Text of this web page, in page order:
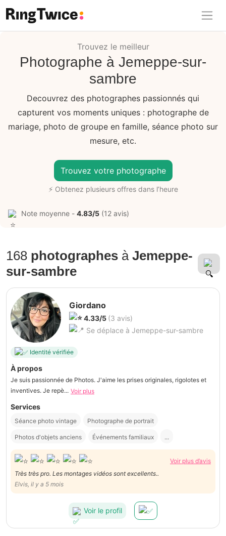
Ring Twice
Trouvez le meilleur
Photographe à Jemeppe-sur-
sambre
Decouvrez des photographes passionnés qui
capturent vos moments uniques : photographe de
mariage, photo de groupe en famille, séance photo sur
mesure, etc.
Trouvez votre photographe
⚡ Obtenez plusieurs offres dans l’heure
Note moyenne - 4.83/5 (12 avis)
168 photographes à Jemeppe-
sur-sambre
Giordano
4.33/5 (3 avis)
Se déplace à Jemeppe-sur-sambre
Identité vérifiée
À propos
Je suis passionnée de Photos. J'aime les prises originales, rigolotes et
inventives. Je repè... Voir plus
Services
Séance photo vintage Photographe de portrait
Photos d'objets anciens Événements familiaux ...
Voir plus d’avis
Très très pro. Les montages vidéos sont excellents..
Elvis, il y a 5 mois
Voir le profil